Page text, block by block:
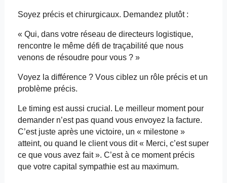
Soyez précis et chirurgicaux. Demandez plutôt :
« Qui, dans votre réseau de directeurs logistique,
rencontre le même défi de traçabilité que nous
venons de résoudre pour vous ? »
Voyez la différence ? Vous ciblez un rôle précis et un
problème précis.
Le timing est aussi crucial. Le meilleur moment pour
demander n’est pas quand vous envoyez la facture.
C’est juste après une victoire, un « milestone»
atteint, ou quand le client vous dit « Merci, c’est super
ce que vous avez fait ». C’est à ce moment précis
que votre capital sympathie est au maximum.